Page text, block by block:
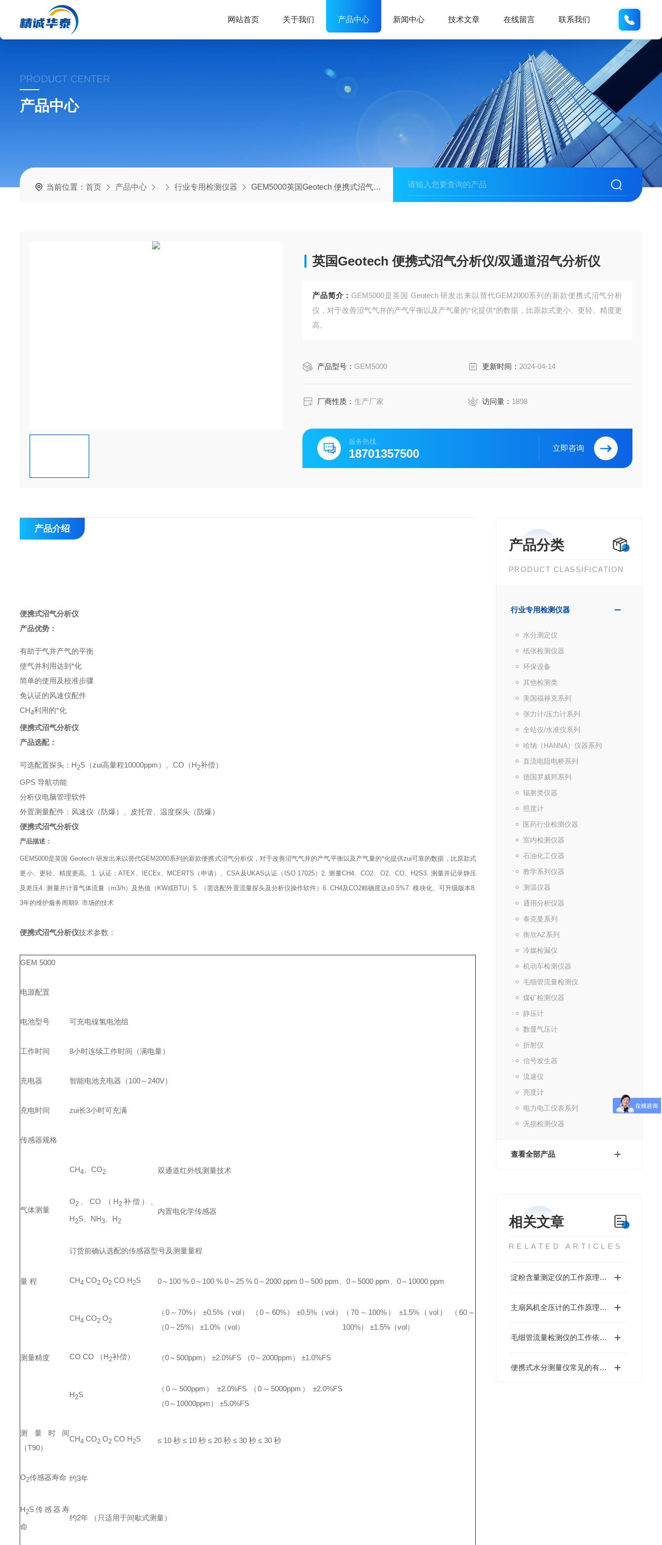
网站首页 关于我们 产品中心 新闻中心 技术文章 在线留言 联系我们
PRODUCT CENTER
产品中心
当前位置：首页 产品中心 行业专用检测仪器 GEM5000英国Geotech 便携式沼气分析仪/双通道沼气分析仪
英国Geotech 便携式沼气分析仪/双通道沼气分析仪
产品简介： GEM5000是英国 Geotech 研发出来以替代GEM2000系列的新款便携式沼气分析
仪，对于改善沼气气井的产气平衡以及产气量的*化提供*的数据，比原款式更小、更轻、精度更
高。
产品型号： GEM5000 更新时间： 2024-04-14
厂商性质：生产厂家 访问量： 1898
服务热线
18701357500 立即咨询
产品分类
PRODUCT CLASSIFICATION
行业专用检测仪器
水分测定仪
纸张检测仪器
环保设备
其他检测类
美国福禄克系列
张力计/压力计系列
全站仪/水准仪系列
哈纳（HANNA）仪器系列
直流电阻电桥系列
德国罗威邦系列
辐射类仪器
照度计
医药行业检测仪器
室内检测仪器
石油化工仪器
教学系列仪器
测温仪器
通用分析仪器
泰克曼系列
衡欣AZ系列
冷媒检漏仪
机动车检测仪器
毛细管流量检测仪
煤矿检测仪器
静压计
数显气压计
折射仪
信号发生器
流速仪
亮度计
电力电工仪表系列
无损检测仪器
查看全部产品
相关文章
RELATED ARTICLES
淀粉含量测定仪的工作原理与性能优势值得深入探讨
主扇风机全压计的工作原理基于流体力学中的伯努利方程
毛细管流量检测仪的工作依据是什么？
便携式水分测量仪常见的有卡尔·费休法和红外法两种
产品介绍
便携式沼气分析仪
产品优势：
有助于气井产气的平衡
使气井利用达到*化
简单的使用及校准步骤
免认证的风速仪配件
CH4利用的*化
便携式沼气分析仪
产品选配：
可选配置探头：H2S（zui高量程10000ppm）、CO（H2补偿）
GPS导航功能
分析仪电脑管理软件
外置测量配件：风速仪（防爆）、皮托管、温度探头（防爆）
便携式沼气分析仪
产品描述：
GEM5000是英国 Geotech 研发出来以替代GEM2000系列的新款便携式沼气分析仪，对于改善沼气气井的产气平衡以及产气量的*化提供zui可靠的数据，比原款式
更小、更轻、精度更高。 1. 认证：ATEX、IECEx、MCERTS（申请）、CSA及UKAS认证（ISO 17025）2.测量CH4、CO2、O2、CO、 H2S3. 测量并记录静压
及差压4.测量并计算气体流量（m3/h）及热值（KW或BTU）5. （需选配外置流量探头及分析仪操作软件）6. CH4及CO2精确度达±0.5%7. 模块化、可升级版本8.
3年的维护服务周期9.市场的技术
便携式沼气分析仪技术参数：
GEM 5000
电源配置
电池型号 可充电镍氢电池组
工作时间 8小时连续工作时间（满电量）
充电器 智能电池充电器（100～240V）
充电时间 zui长3小时可充满
传感器规格
气体测量
CH4 、CO2 双通道红外线测量技术
O2 、CO （H2补偿）、
H2S、NH3 、H2
内置电化学传感器
订货前确认选配的传感器型号及测量量程
量 程 CH4 CO2 O2 CO H2S 0～100 % 0～100 % 0～25 % 0～2000 ppm 0～500 ppm、0～5000 ppm、0～10000 ppm
测量精度
CH4 CO2 O2
（0 ～70%） ±0.5%（vol）
（0～60%） ±0.5%（vol）
（0～25%） ±1.0%（vol）
（70 ～100%） ±1.5%（vol）
（60～
100%） ±1.5%（vol）
CO CO （H2补偿） （0～500ppm） ±2.0%FS （0～2000ppm） ±1.0%FS
H2S
（0 ～500ppm） ±2.0%FS（0～5000ppm） ±2.0%FS
（0～10000ppm） ±5.0%FS
测量时间
（T90）
CH4 CO2 O2 CO H2S ≤ 10秒 ≤ 10 秒 ≤ 20 秒 ≤ 30 秒 ≤ 30 秒
O2传感器寿命 约3年
H2S传感器寿
命
约2年 （只适用于间歇式测量）